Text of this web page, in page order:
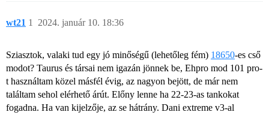
wt21 2024. január 10. 18:36
1
Sziasztok, valaki tud egy jó minőségű (lehetőleg fém) 18650-es cső
modot? Taurus és társai nem igazán jönnek be, Ehpro mod 101 pro-
t használtam közel másfél évig, az nagyon bejött, de már nem
találtam sehol elérhető árút. Előny lenne ha 22-23-as tankokat
fogadna. Ha van kijelzője, az se hátrány. Dani extreme v3-al